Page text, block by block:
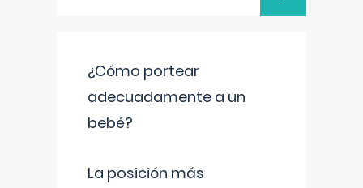
¿Cómo portear
adecuadamente a un
bebé?
La posición más